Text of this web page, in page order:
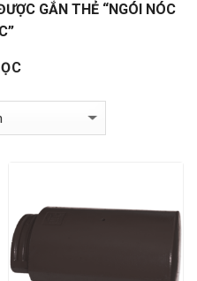
GẮN THẺ “NGÓI NÓC